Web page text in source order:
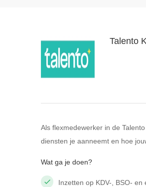
Talento
Als flexmedewerker in de
diensten je aanneemt en hoe
Wat ga je doen?
Inzetten op KDV-, BSO- en